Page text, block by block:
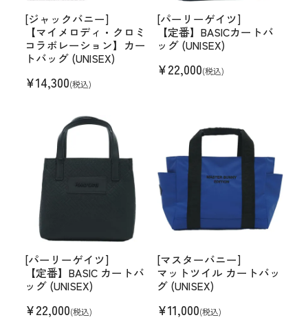
[ジャックバニー]
【マイメロディ・クロミ
コラボレーション】カー
トバッグ (UNISEX)
¥14,300(税込)
[パーリーゲイツ]
【定番】BASICカートバ
ッグ (UNISEX)
¥22,000(税込)
[パーリーゲイツ]
【定番】BASIC カートバ
ッグ (UNISEX)
¥22,000(税込)
[マスターバニー]
マットツイル カートバッ
グ (UNISEX)
¥11,000(税込)